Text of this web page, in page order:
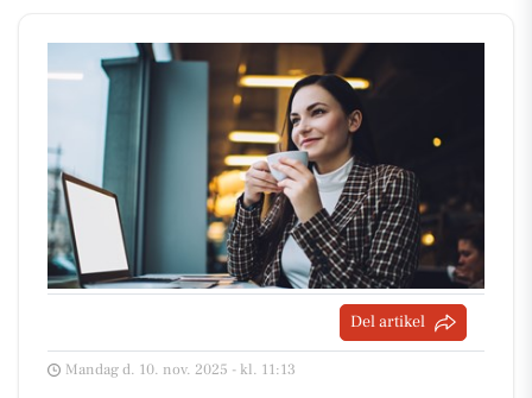
Del artikel
Mandag d. 10. nov. 2025 - kl. 11:13